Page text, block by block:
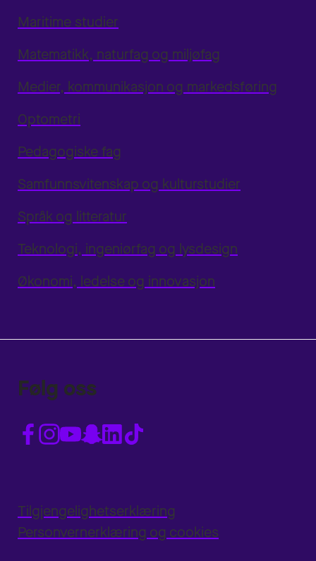
Maritime studier
Matematikk, naturfag og miljøfag
Medier, kommunikasjon og markedsføring
Optometri
Pedagogiske fag
Samfunnsvitenskap og kulturstudier
Språk og litteratur
Teknologi, ingeniørfag og lysdesign
Økonomi, ledelse og innovasjon
Følg oss
Tilgjengelighetserklæring
Personvernerklæring og cookies